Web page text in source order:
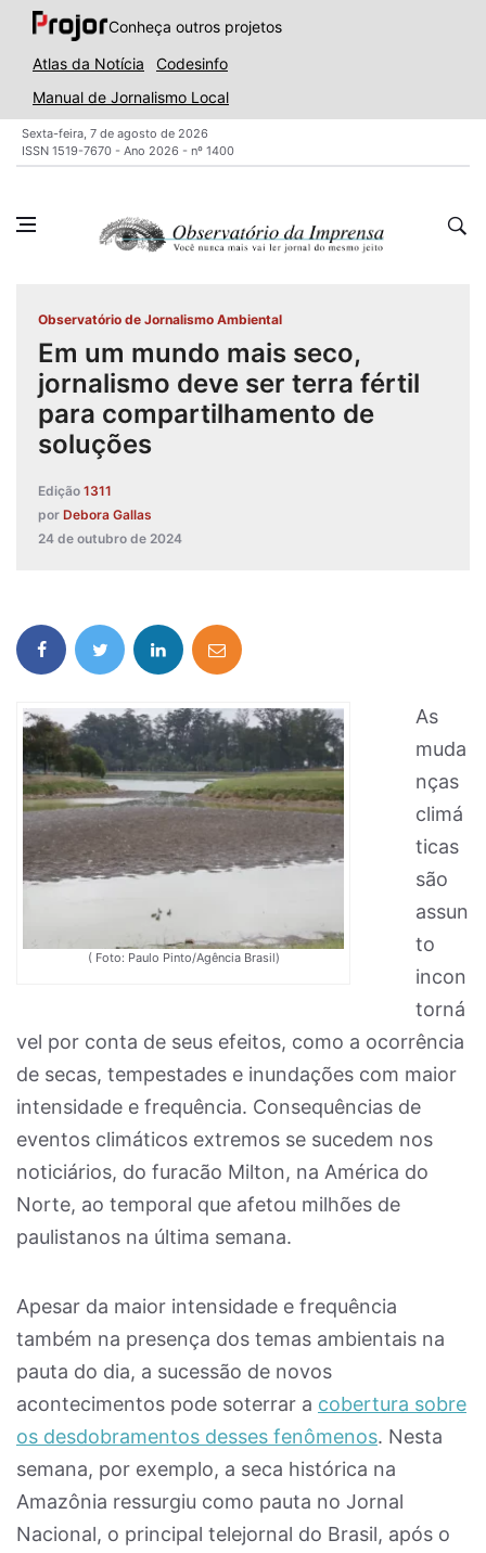
Conheça outros projetos
Atlas da Notícia
Codesinfo
Manual de Jornalismo Local
Sexta-feira, 7 de agosto de 2026
ISSN 1519-7670 - Ano 2026 - nº 1400
Observatório de Jornalismo Ambiental
Em um mundo mais seco,
jornalismo deve ser terra fértil
para compartilhamento de
soluções
Edição 1311
por Debora Gallas
24 de outubro de 2024
( Foto: Paulo Pinto/Agência Brasil)
As
muda
nças
climá
ticas
são
assun
to
incon
torná
vel por conta de seus efeitos, como a ocorrência
de secas, tempestades e inundações com maior
intensidade e frequência. Consequências de
eventos climáticos extremos se sucedem nos
noticiários, do furacão Milton, na América do
Norte, ao temporal que afetou milhões de
paulistanos na última semana.
Apesar da maior intensidade e frequência
também na presença dos temas ambientais na
pauta do dia, a sucessão de novos
acontecimentos pode soterrar a cobertura sobre
os desdobramentos desses fenômenos. Nesta
semana, por exemplo, a seca histórica na
Amazônia ressurgiu como pauta no Jornal
Nacional, o principal telejornal do Brasil, após o